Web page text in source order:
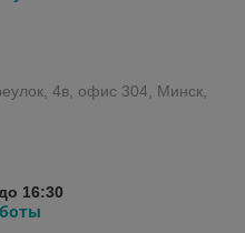
4в, офис 304, Минск,
16:30